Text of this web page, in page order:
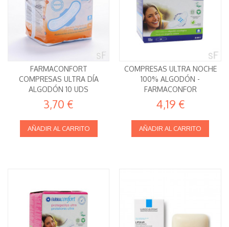
FARMACONFORT
COMPRESAS ULTRA DÍA
ALGODÓN 10 UDS
3,70 €
AÑADIR AL CARRITO
COMPRESAS ULTRA NOCHE
100% ALGODÓN -
FARMACONFOR
4,19 €
AÑADIR AL CARRITO